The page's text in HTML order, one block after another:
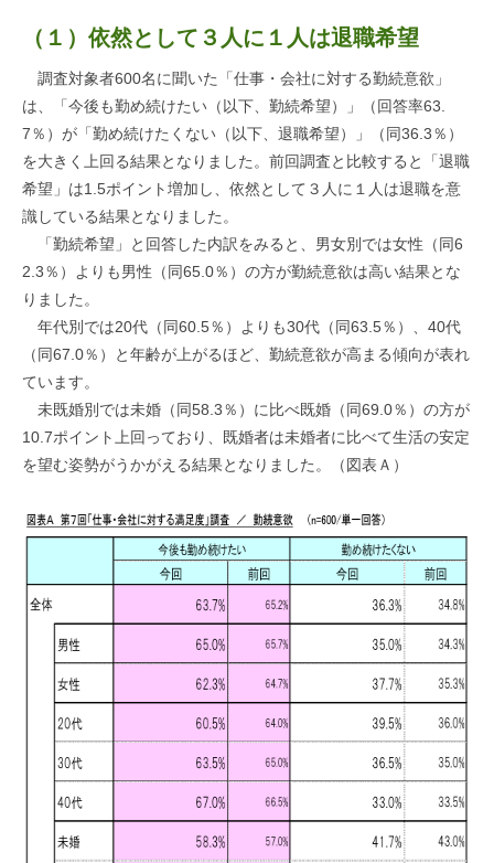
（１） 依然として３人に１人は退職希望
調査対象者600名に聞いた「仕事・会社に対する勤続意欲」
は、「今後も勤め続けたい（以下、勤続希望）」（回答率63.
7％）が「勤め続けたくない（以下、退職希望）」（同36.3％）
を大きく上回る結果となりました。前回調査と比較すると「退職
希望」は1.5ポイント増加し、依然として３人に１人は退職を意
識している結果となりました。
「勤続希望」と回答した内訳をみると、男女別では女性（同6
2.3％）よりも男性（同65.0％）の方が勤続意欲は高い結果とな
りました。
年代別では20代（同60.5％）よりも30代（同63.5％）、40代
（同67.0％）と年齢が上がるほど、勤続意欲が高まる傾向が表れ
ています。
未既婚別では未婚（同58.3％）に比べ既婚（同69.0％）の方が
10.7ポイント上回っており、既婚者は未婚者に比べて生活の安定
を望む姿勢がうかがえる結果となりました。（図表Ａ）